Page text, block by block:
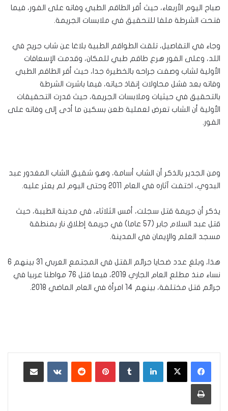
صباح اليوم الأربعاء، حيث أقر الطاقم الطبي وفاته على الفور، فيما
فتحت الشرطة ملفا للتحقيق في ملابسات الجريمة.
وجاء في التفاصيل، تلقت الطواقم الطبية بلاغا عن شاب جريح في
اللد، وعلى الفور هرع طاقم طبي للمكان، وقدمت الإسعافات
الأولية لشاب وصفت جراحه بالخطيرة جدا، حيث أقر الطاقم الطبي
وفاته بعد فشل محاولات إنقاذ حياته، فيما باشرت الشرطة
بالتحقيق في حيثيات وملابسات الجريمة، حيث قدرت التحقيقات
الأولية أن الشاب تعرض لعملية طعن بسكين ما أدى إلى وفاته على
الفور.
ومن الجدير بالذكر أن الشاب أسامة، وهو شقيق الشاب المغدور عبد
البدوي، اختفت آثاره في العام 2011 وحتى اليوم لم يعثر عليه.
يذكر أن جريمة قتل سجلت، أمس الثلاثاء، في مدينة الطيبة، حيث
قتل عبد السلام جابر (57 عاما) في جريمة إطلاق نار بمنطقة
مسجد العلم والإيمان في المدينة.
هذا، وبلغ عدد ضحايا جرائم القتل في المجتمع العربي 31 بينهم 6
نساء منذ مطلع العام الجاري 2019، فيما قتل 76 مواطنا عربيا في
جرائم قتل مختلفة، بينهم 14 امرأة في العام الماضي 2018.
لينكدإن بينتيريست ‏VKontakte
طباعة